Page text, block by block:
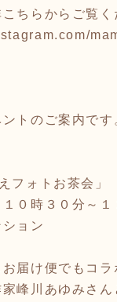
ちらからご覧く
トのご案内です
フォトお茶会」
１０時３０分～
ョン
届け便でもコ
峰川あゆみさ